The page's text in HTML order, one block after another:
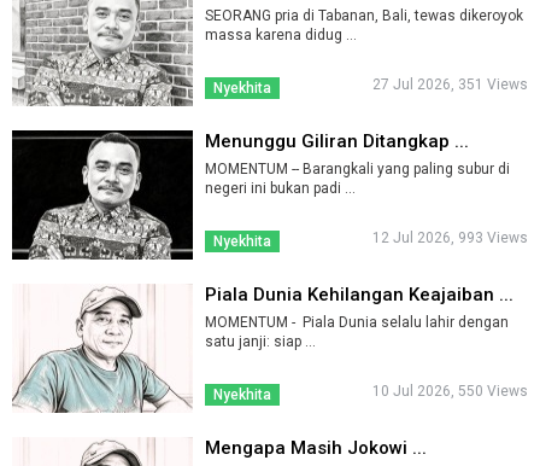
SEORANG pria di Tabanan, Bali, tewas dikeroyok
massa karena didug ...
Nyekhita 27 Jul 2026, 351 Views
Menunggu Giliran Ditangkap ...
MOMENTUM -- Barangkali yang paling subur di
negeri ini bukan padi ...
Nyekhita 12 Jul 2026, 993 Views
Piala Dunia Kehilangan Keajaiban ...
MOMENTUM - Piala Dunia selalu lahir dengan
satu janji: siap ...
Nyekhita 10 Jul 2026, 550 Views
Mengapa Masih Jokowi ...